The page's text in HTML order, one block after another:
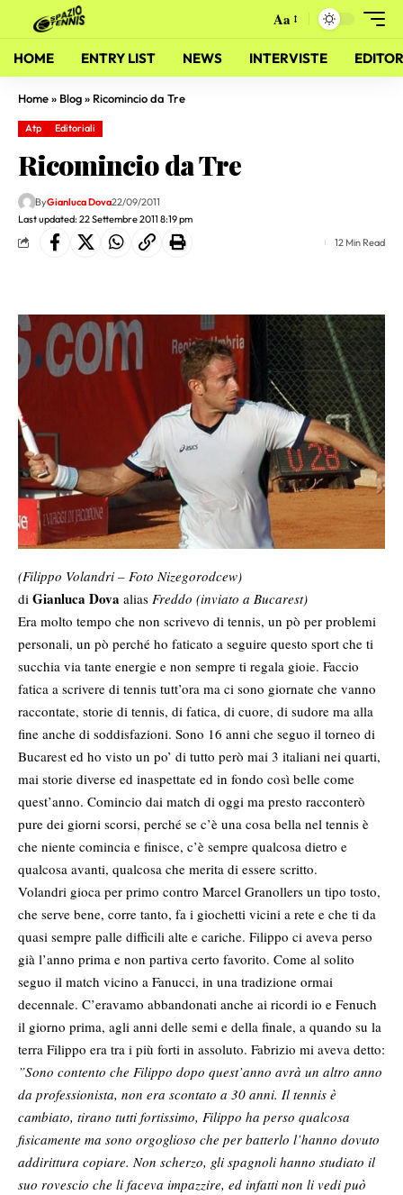
Aa
HOME ENTRY LIST NEWS INTERVISTE
Home» Blog» Ricomincio da Tre
Atp Editoriali
Ricomincio da Tre
Last updated: 22 Settembre 2011 8:19 pm
ByGianluca Dova22/09/2011
12 Min Read
(Filippo Volandri – Foto Nizegorodcew)
di Gianluca Dova alias Freddo (inviato a Bucarest)
Era molto tempo che non scrivevo di tennis, un pò per problemi
personali, un pò perché ho faticato a seguire questo sport che ti
succhia via tante energie e non sempre ti regala gioie. Faccio
fatica a scrivere di tennis tutt’ora ma ci sono giornate che vanno
raccontate, storie di tennis, di fatica, di cuore, di sudore ma alla
fine anche di soddisfazioni. Sono 16 anni che seguo il torneo di
Bucarest ed ho visto un po’ di tutto però mai 3 italiani nei quarti,
mai storie diverse ed inaspettate ed in fondo così belle come
quest’anno. Comincio dai match di oggi ma presto racconterò
pure dei giorni scorsi, perché se c’è una cosa bella nel tennis è
che niente comincia e finisce, c’è sempre qualcosa dietro e
qualcosa avanti, qualcosa che merita di essere scritto.
Volandri gioca per primo contro Marcel Granollers un tipo tosto,
che serve bene, corre tanto, fa i giochetti vicini a rete e che ti da
quasi sempre palle difficili alte e cariche. Filippo ci aveva perso
già l’anno prima e non partiva certo favorito. Come al solito
seguo il match vicino a Fanucci, in una tradizione ormai
decennale. C’eravamo abbandonati anche ai ricordi io e Fenuch
il giorno prima, agli anni delle semi e della finale, a quando su la
terra Filippo era tra i più forti in assoluto. Fabrizio mi aveva detto:
”Sono contento che Filippo dopo quest’anno avrà un altro anno
da professionista, non era scontato a 30 anni. Il tennis è
cambiato, tirano tutti fortissimo, Filippo ha perso qualcosa
fisicamente ma sono orgoglioso che per batterlo l’hanno dovuto
addirittura copiare. Non scherzo, gli spagnoli hanno studiato il
suo rovescio che li faceva impazzire, ed infatti non li vedi può